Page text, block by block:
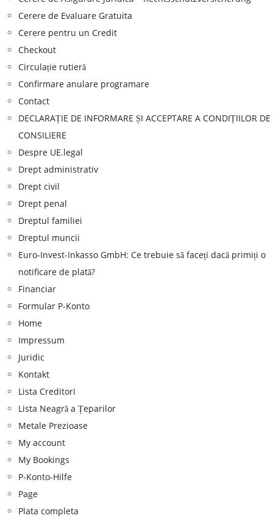
Cerere de Evaluare Gratuita
Cerere pentru un Credit
Checkout
Circulație rutieră
Confirmare anulare programare
Contact
DECLARAȚIE DE INFORMARE ȘI ACCEPTARE A CONDIȚIILOR DE
CONSILIERE
Despre UE.legal
Drept administrativ
Drept civil
Drept penal
Dreptul familiei
Dreptul muncii
Euro-Invest-Inkasso GmbH: Ce trebuie să faceți dacă primiți o
notificare de plată?
Financiar
Formular P-Konto
Home
Impressum
Juridic
Kontakt
Lista Creditori
Lista Neagră a Țeparilor
Metale Prezioase
My account
My Bookings
P-Konto-Hilfe
Page
Plata completa